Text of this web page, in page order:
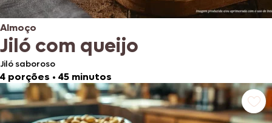
Almoço
Jiló com queijo
Jiló saboroso
4 porções • 45 minutos